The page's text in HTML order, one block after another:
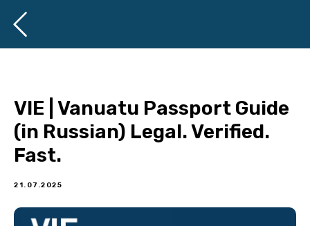
VIE | Vanuatu Passport Guide
(in Russian) Legal. Verified.
Fast.
21.07.2025